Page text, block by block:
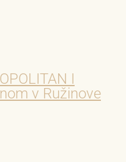
I
v Ružinove